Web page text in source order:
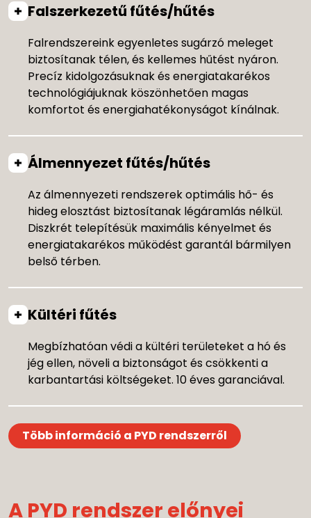
Falszerkezetű fűtés/hűtés
Falrendszereink egyenletes sugárzó meleget
biztosítanak télen, és kellemes hűtést nyáron.
Precíz kidolgozásuknak és energiatakarékos
technológiájuknak köszönhetően magas
komfortot és energiahatékonyságot kínálnak.
Álmennyezet fűtés/hűtés
Az álmennyezeti rendszerek optimális hő- és
hideg elosztást biztosítanak légáramlás nélkül.
Diszkrét telepítésük maximális kényelmet és
energiatakarékos működést garantál bármilyen
belső térben.
Kültéri fűtés
Megbízhatóan védi a kültéri területeket a hó és
jég ellen, növeli a biztonságot és csökkenti a
karbantartási költségeket. 10 éves garanciával.
Több információ a PYD rendszerről
A PYD rendszer előnyei